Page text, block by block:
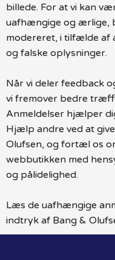
billede. For at vi kan
uafhængige og ærlige,
modereret, i tilfælde af
og falske oplysninger.
Når vi deler feedback
vi fremover bedre
Anmeldelser hjælper
Hjælp andre ved at
Olufsen, og fortæl os
webbutikken med
og pålidelighed.
Læs de uafhængige
indtryk af Bang &